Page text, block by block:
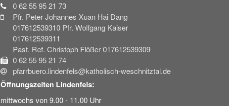
0 62 55 95 21 73
Pfr. Peter Johannes Xuan Hai Dang
017612539310 Pfr. Wolfgang Kaiser
017612539311
Past. Ref. Christoph Flößer 017612539309
0 62 55 95 21 74
pfarrbuero.lindenfels@katholisch-weschnitztal.de
Öffnungszeiten Lindenfels:
mittwochs von 9.00 - 11.00 Uhr